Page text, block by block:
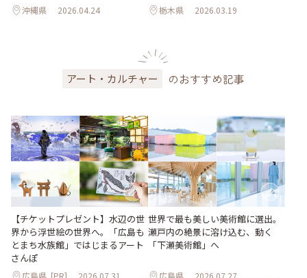
沖縄県 2026.04.24 栃木県 2026.03.19
アート・カルチャー のおすすめ記事
【チケットプレゼント】水辺の世
界から浮世絵の世界へ。「広島も
とまち水族館」ではじまるアート
さんぽ
広島県 [PR] 2026.07.31
世界で最も美しい美術館に選出。
瀬戸内の絶景に溶け込む、動く
「下瀬美術館」へ
広島県 2026.07.27